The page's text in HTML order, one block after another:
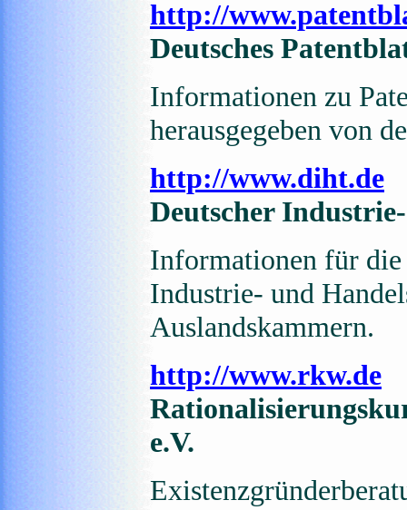
http://
Deutsches
Informationen zu
herausgegeben von
http://www.diht.de
Deutscher
Informationen für
Industrie- und
Auslandskammern.
http://www.rkw.de
e.V.